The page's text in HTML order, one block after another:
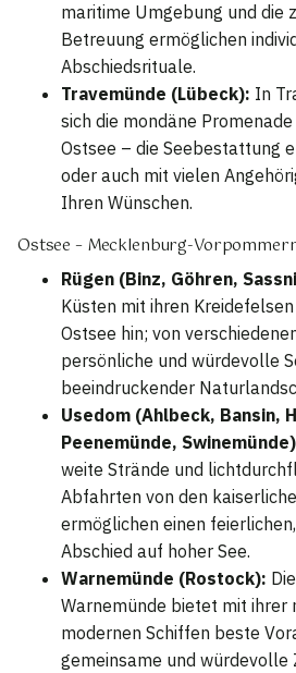
maritime Umgebung und die
Betreuung ermöglichen
Abschiedsrituale.
Travemünde (Lübeck): In
sich die mondäne
Ostsee – die Seebestattung
oder auch mit vielen
Ihren Wünschen.
Ostsee – Mecklenburg-
Rügen (Binz, Göhren,
Küsten mit ihren
Ostsee hin; von
persönliche und würdevolle
beeindruckender
Usedom (Ahlbeck, Bansin,
Peenemünde,
weite Strände und
Abfahrten von den
ermöglichen einen
Abschied auf hoher See.
Warnemünde (Rostock):
Warnemünde bietet mit ihrer
modernen Schiffen beste
gemeinsame und würdevolle